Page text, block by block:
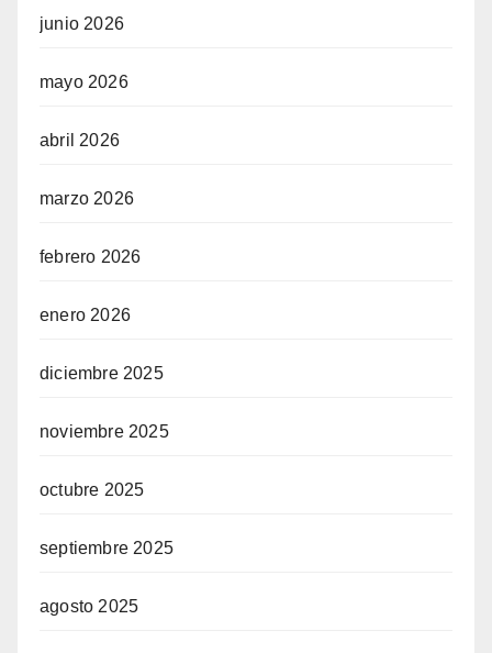
junio 2026
mayo 2026
abril 2026
marzo 2026
febrero 2026
enero 2026
diciembre 2025
noviembre 2025
octubre 2025
septiembre 2025
agosto 2025